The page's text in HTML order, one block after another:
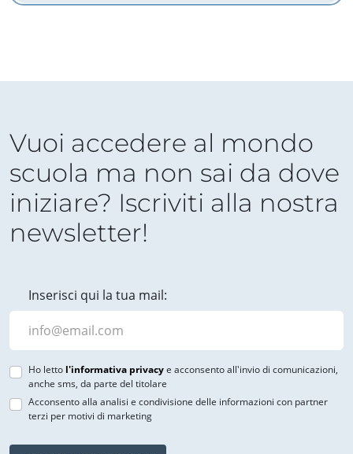
Vuoi accedere al mondo
scuola ma non sai da dove
iniziare? Iscriviti alla nostra
newsletter!
Inserisci qui la tua mail:
Ho letto l'informativa privacye acconsento all'invio di comunicazioni,
anche sms, da parte del titolare
Acconsento alla analisi e condivisione delle informazioni con partner
terzi per motivi di marketing